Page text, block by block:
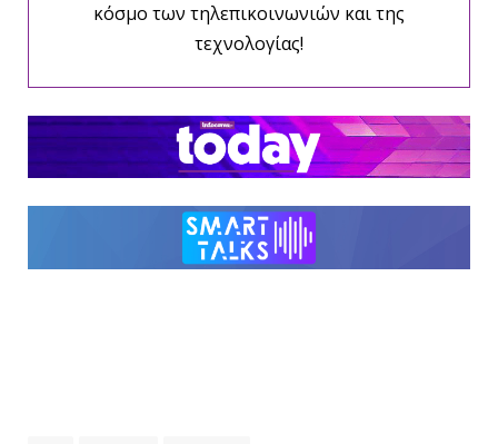
κόσμο των τηλεπικοινωνιών και της
τεχνολογίας!